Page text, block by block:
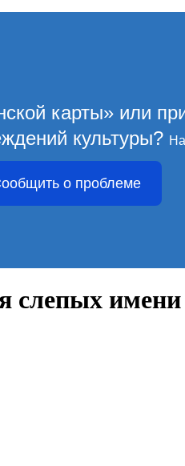
карты» или
культуры?
о проблеме